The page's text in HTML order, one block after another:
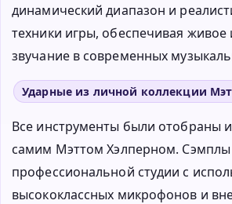
динамический диапазон и
техники игры, обеспечивая живое
звучание в современных
Ударные из личной коллекции
Все инструменты были отобраны
самим Мэттом Хэлперном. Сэмплы
профессиональной студии с
высококлассных микрофонов и